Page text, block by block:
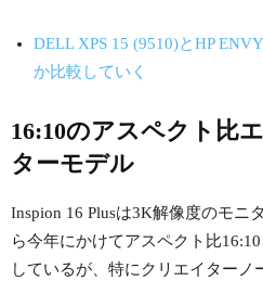
DELL XPS 15 (9510)とHP
か比較していく
16:10のアスペクト比
ターモデル
Inspion 16 Plusは3K解像度のモニ
ら今年にかけてアスペクト比
しているが、特にクリエイターノ